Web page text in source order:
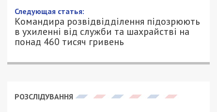
Следующая статья:
Командира розвідвідділення підозрюють
в ухиленні від служби та шахрайстві на
понад 460 тисяч гривень
РОЗСЛІДУВАННЯ